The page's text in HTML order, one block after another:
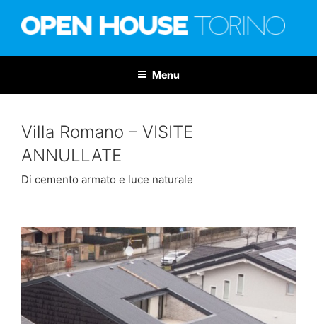
Menu
Villa Romano – VISITE
ANNULLATE
Di cemento armato e luce naturale